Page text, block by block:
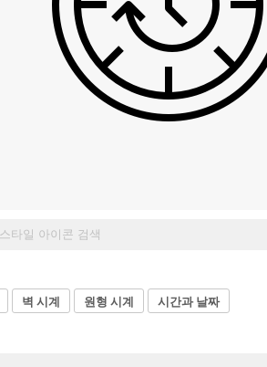
벽 시계 원형 시계 시간과 날짜